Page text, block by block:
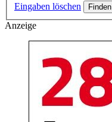
Eingaben löschen
Anzeige